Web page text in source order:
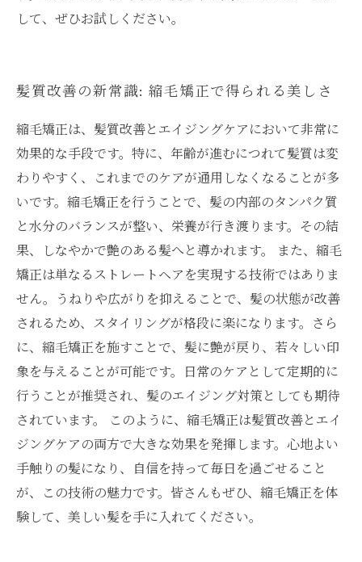
して、ぜひお試しください。
髪質改善の新常識: 縮毛矯正で得られる美しさ
縮毛矯正は、髪質改善とエイジングケアにおいて非常に
効果的な手段です。特に、年齢が進むにつれて髪質は変
わりやすく、これまでのケアが通用しなくなることが多
いです。縮毛矯正を行うことで、髪の内部のタンパク質
と水分のバランスが整い、栄養が行き渡ります。その結
果、しなやかで艶のある髪へと導かれます。 また、縮毛
矯正は単なるストレートヘアを実現する技術ではありま
せん。うねりや広がりを抑えることで、髪の状態が改善
されるため、スタイリングが格段に楽になります。さら
に、縮毛矯正を施すことで、髪に艶が戻り、若々しい印
象を与えることが可能です。日常のケアとして定期的に
行うことが推奨され、髪のエイジング対策としても期待
されています。 このように、縮毛矯正は髪質改善とエイ
ジングケアの両方で大きな効果を発揮します。心地よい
手触りの髪になり、自信を持って毎日を過ごせること
が、この技術の魅力です。皆さんもぜひ、縮毛矯正を体
験して、美しい髪を手に入れてください。